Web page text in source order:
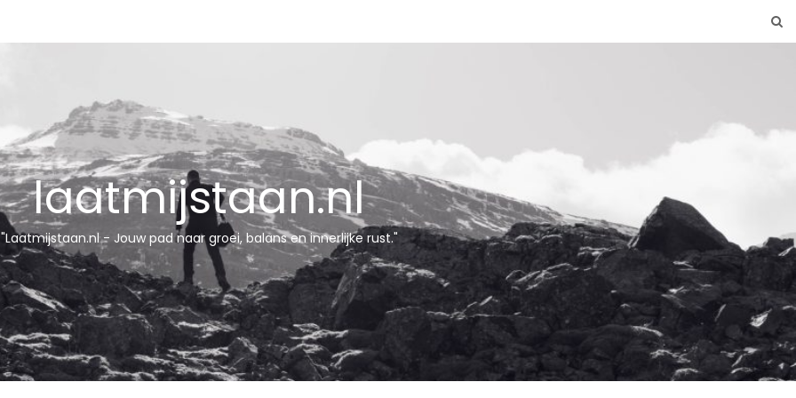
laatmijstaan.nl
"Laatmijstaan.nl - Jouw pad naar groei, balans en innerlijke rust."